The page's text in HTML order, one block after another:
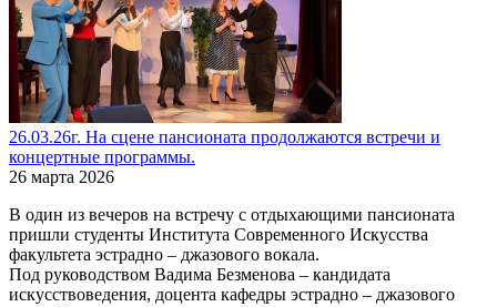
26.03.26г. На сцене пансионата продолжаются встречи и
концертные программы.
26 марта 2026
В один из вечеров на встречу с отдыхающими пансионата
пришли студенты Института Современного Искусства
факультета эстрадно – джазового вокала.
Под руководством Вадима Безменова – кандидата
искусствоведения, доцента кафедры эстрадно – джазового